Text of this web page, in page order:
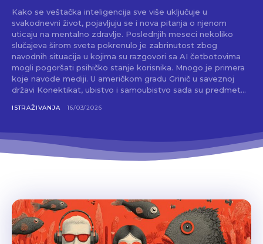
Kako se veštačka inteligencija sve više uključuje u
svakodnevni život, pojavljuju se i nova pitanja o njenom
uticaju na mentalno zdravlje. Poslednjih meseci nekoliko
slučajeva širom sveta pokrenulo je zabrinutost zbog
navodnih situacija u kojima su razgovori sa AI četbotovima
mogli pogoršati psihičko stanje korisnika. Mnogo je primera
koje navode mediji. U američkom gradu Grinič u saveznoj
državi Konektikat, ubistvo i samoubistvo sada su predmet...
ISTRAŽIVANJA 16/03/2026